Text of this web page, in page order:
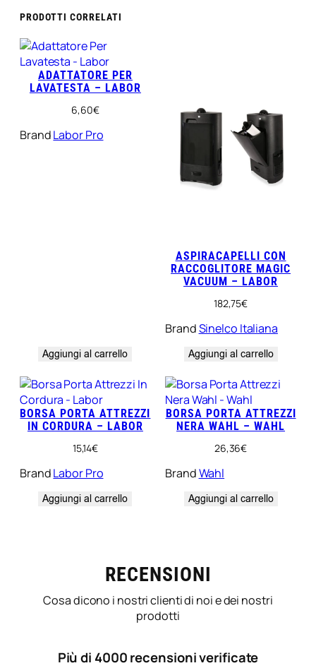
PRODOTTI CORRELATI
ADATTATORE PER
LAVATESTA – LABOR
6,60€
BrandLabor Pro
Aggiungi al carrello
ASPIRACAPELLI CON
RACCOGLITORE MAGIC
VACUUM – LABOR
182,75€
BrandSinelco Italiana
Aggiungi al carrello
BORSA PORTA ATTREZZI
IN CORDURA – LABOR
15,14€
BrandLabor Pro
Aggiungi al carrello
BORSA PORTA ATTREZZI
NERA WAHL – WAHL
26,36€
BrandWahl
Aggiungi al carrello
RECENSIONI
Cosa dicono i nostri clienti di noi e dei nostri
prodotti
Più di 4000 recensioni verificate